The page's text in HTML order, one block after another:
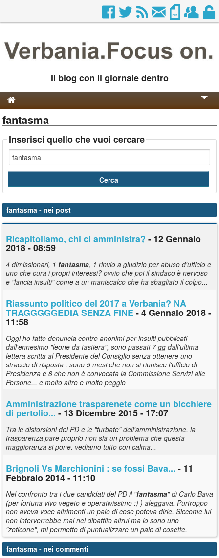
Il blog con il giornale dentro
Genesi e Storia
Contatti
fantasma
Inserisci quello che vuoi cercare
fantasma - nei post
Ricapitoliamo, chi ci amministra? - 12 Gennaio
2018 - 08:59
4 dimissionari, 1 fantasma, 1 rinvio a giudizio per abuso d'ufficio e
uno che cura i propri interessi? ovvio che poi il sindaco è nervoso
e "lancia insulti" come a un maniscalco che ha sbagliato il colpo...
Riassunto politico del 2017 a Verbania? NA
TRAGGGGGEDIA SENZA FINE- 4 Gennaio 2018 -
11:58
Oggi ho fatto denuncia contro anonimi per insulti pubblicati
dall'ennesimo "leone da tastiera", sono passati 7 gg dall'ultima
lettera scritta al Presidente del Consiglio senza ottenere uno
straccio di risposta , sono 5 mesi che non si riunisce l'ufficio di
Presidenza e 8 che non è convocata la Commissione Servizi alle
Persone... e molto altro e molto peggio
Amministrazione trasparenete come un bicchiere
di pertolio... - 13 Dicembre 2015 - 17:07
Tra le distorsioni del PD e le "furbate" dell'amministrazione, la
trasparenza pare proprio non sia un problema che questa
maggioranza si pone. vediamo tutto con calma...
Brignoli Vs Marchionini : se fossi Bava... - 11
Febbraio 2014 - 11:10
Nel confronto tra i due candidati del PD il "fantasma" di Carlo Bava
(per fortuna vivo vegeto e operativissimo :) ) aleggava. Purtroppo
non aveva voce altrimenti un paio di cose poteva dirle. Siccome lui
non interverrebbe mai nel dibattito altrui ma io sono uno
"zoticone", mi permetto di puntualizzare un paio di cosette.
fantasma - nei commenti